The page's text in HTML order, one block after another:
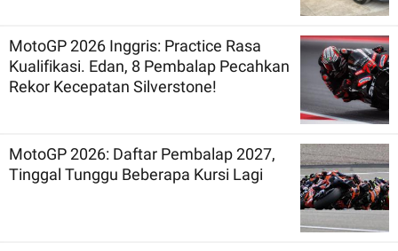
MotoGP 2026 Inggris: Practice Rasa
Kualifikasi. Edan, 8 Pembalap Pecahkan
Rekor Kecepatan Silverstone!
MotoGP 2026: Daftar Pembalap 2027,
Tinggal Tunggu Beberapa Kursi Lagi